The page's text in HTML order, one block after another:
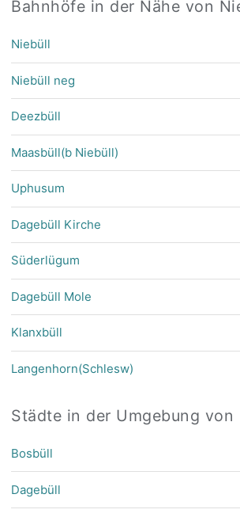
Bahnhöfe in der Nähe von
Niebüll
Niebüll neg
Deezbüll
Maasbüll(b Niebüll)
Uphusum
Dagebüll Kirche
Süderlügum
Dagebüll Mole
Klanxbüll
Langenhorn(Schlesw)
Städte in der Umgebung von
Bosbüll
Dagebüll